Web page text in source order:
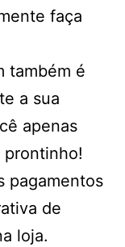
faça
também é
a sua
apenas
prontinho!
pagamentos
de
loja.